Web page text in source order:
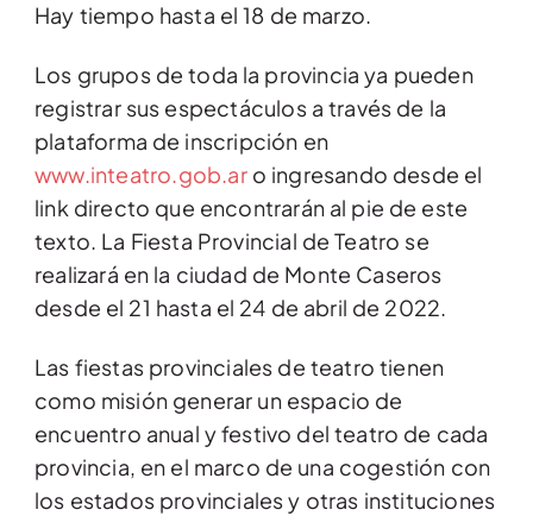
Hay tiempo hasta el 18 de marzo.
Los grupos de toda la provincia ya pueden
registrar sus espectáculos a través de la
plataforma de inscripción en
www.inteatro.gob.aro ingresando desde el
link directo que encontrarán al pie de este
texto. La Fiesta Provincial de Teatro se
realizará en la ciudad de Monte Caseros
desde el 21 hasta el 24 de abril de 2022.
Las fiestas provinciales de teatro tienen
como misión generar un espacio de
encuentro anual y festivo del teatro de cada
provincia, en el marco de una cogestión con
los estados provinciales y otras instituciones